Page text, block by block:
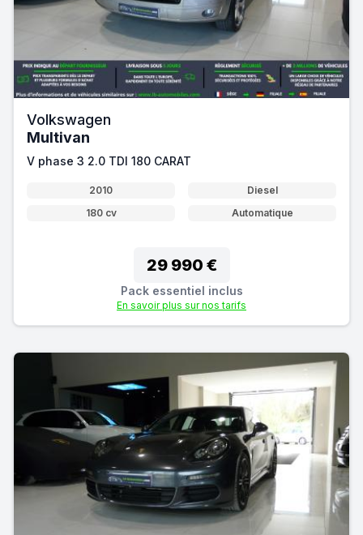
Volkswagen
Multivan
V phase 3 2.0 TDI 180 CARAT
2010
Diesel
180 cv
Automatique
29 990 €
Pack essentiel inclus
En savoir plus sur nos tarifs